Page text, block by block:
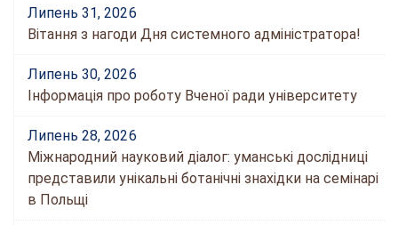
Липень 31, 2026
Вітання з нагоди Дня системного адміністратора!
Липень 30, 2026
Інформація про роботу Вченої ради університету
Липень 28, 2026
Міжнародний науковий діалог: уманські дослідниці
представили унікальні ботанічні знахідки на семінарі
в Польщі